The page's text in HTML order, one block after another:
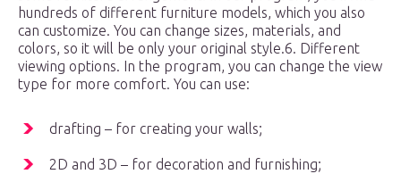
hundreds of different furniture models, which you also
can customize. You can change sizes, materials, and
colors, so it will be only your original style.6. Different
viewing options. In the program, you can change the view
type for more comfort. You can use:
drafting – for creating your walls;
2D and 3D – for decoration and furnishing;